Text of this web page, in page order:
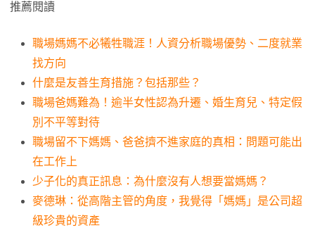
推薦閱讀
職場媽媽不必犧牲職涯！人資分析職場優勢、二度就業
找方向
什麼是友善生育措施？包括那些？
職場爸媽難為！逾半女性認為升遷、婚生育兒、特定假
別不平等對待
職場留不下媽媽、爸爸擠不進家庭的真相：問題可能出
在工作上
少子化的真正訊息：為什麼沒有人想要當媽媽？
麥德琳：從高階主管的角度，我覺得「媽媽」是公司超
級珍貴的資產